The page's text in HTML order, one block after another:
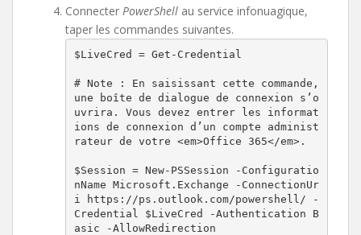
Connecter PowerShell au service infonuagique,
taper les commandes suivantes.
$LiveCred = Get-Credential
# Note : En saisissant cette commande,
une boîte de dialogue de connexion s’o
uvrira. Vous devez entrer les informat
ions de connexion d’un compte administ
rateur de votre <em>Office 365</em>.
$Session = New-PSSession -Configuratio
nName Microsoft.Exchange -ConnectionUr
i https://ps.outlook.com/powershell/ -
Credential $LiveCred -Authentication B
asic -AllowRedirection